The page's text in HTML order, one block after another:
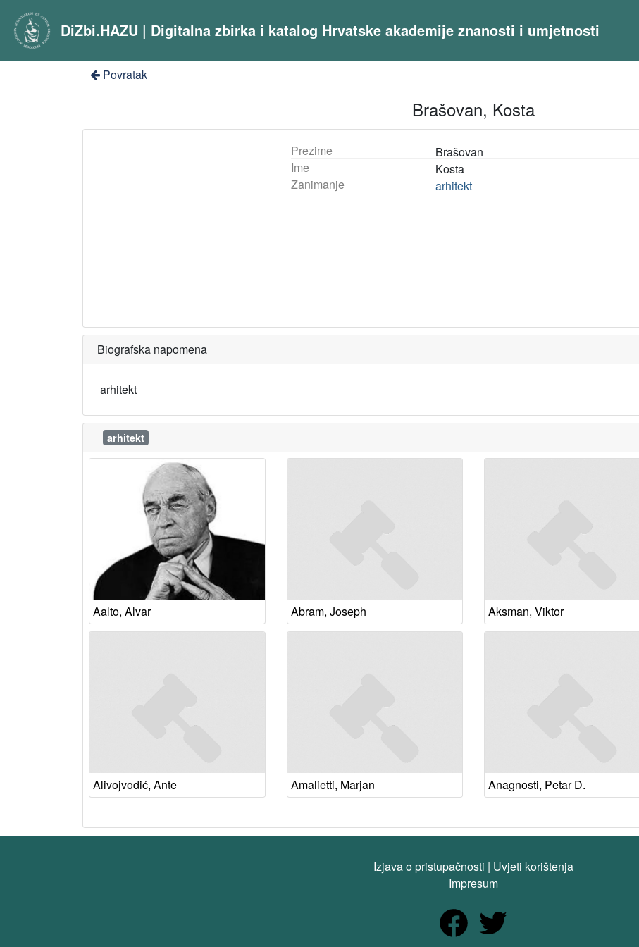
DiZbi.HAZU | Digitalna zbirka i katalog Hrvatske akademije znanosti i umjetnosti
Povratak
Brašovan, Kosta
Prezime
Brašovan
Ime
Kosta
Zanimanje
arhitekt
Biografska napomena
arhitekt
arhitekt
Aalto, Alvar Abram, Joseph Aksman, Viktor
Alivojvodić, Ante Amalietti, Marjan Anagnosti, Petar D.
Izjava o pristupačnosti | Uvjeti korištenja
Impresum